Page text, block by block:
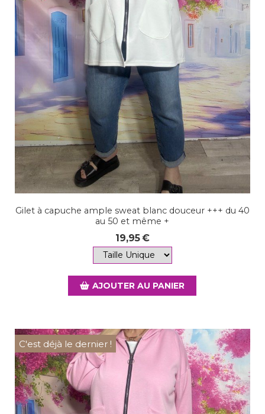
Gilet à capuche ample sweat blanc douceur +++ du 40
au 50 et même +
19,95€
AJOUTER AU PANIER
C'est déjà le dernier !